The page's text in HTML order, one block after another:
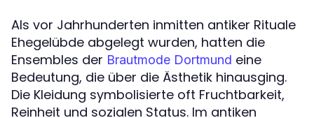
Als vor Jahrhunderten inmitten antiker Rituale
Ehegelübde abgelegt wurden, hatten die
Ensembles der Brautmode Dortmund eine
Bedeutung, die über die Ästhetik hinausging.
Die Kleidung symbolisierte oft Fruchtbarkeit,
Reinheit und sozialen Status. Im antiken